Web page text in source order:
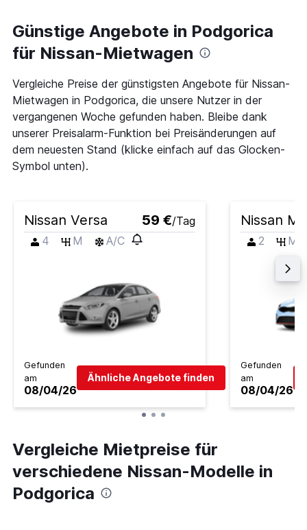
Günstige Angebote in Podgorica
für Nissan-Mietwagen
Vergleiche Preise der günstigsten Angebote für Nissan-
Mietwagen in Podgorica, die unsere Nutzer in der
vergangenen Woche gefunden haben. Bleibe dank
unserer Preisalarm-Funktion bei Preisänderungen auf
dem neuesten Stand (klicke einfach auf das Glocken-
Symbol unten).
Nissan Versa 59 €/Tag
4
M A/C
Gefunden
am
08/04/26
Ähnliche Angebote finden
Nissan
2 M
Gefunden
am
08/04/26
Vergleiche Mietpreise für
verschiedene Nissan-Modelle in
Podgorica